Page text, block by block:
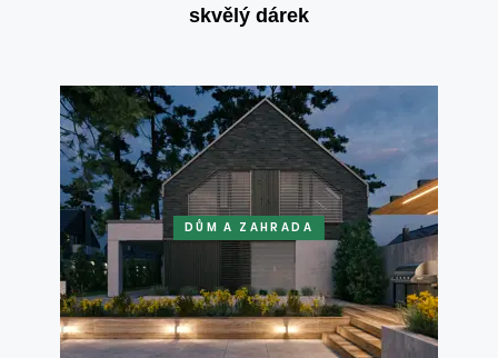
skvělý dárek
DŮM A ZAHRADA